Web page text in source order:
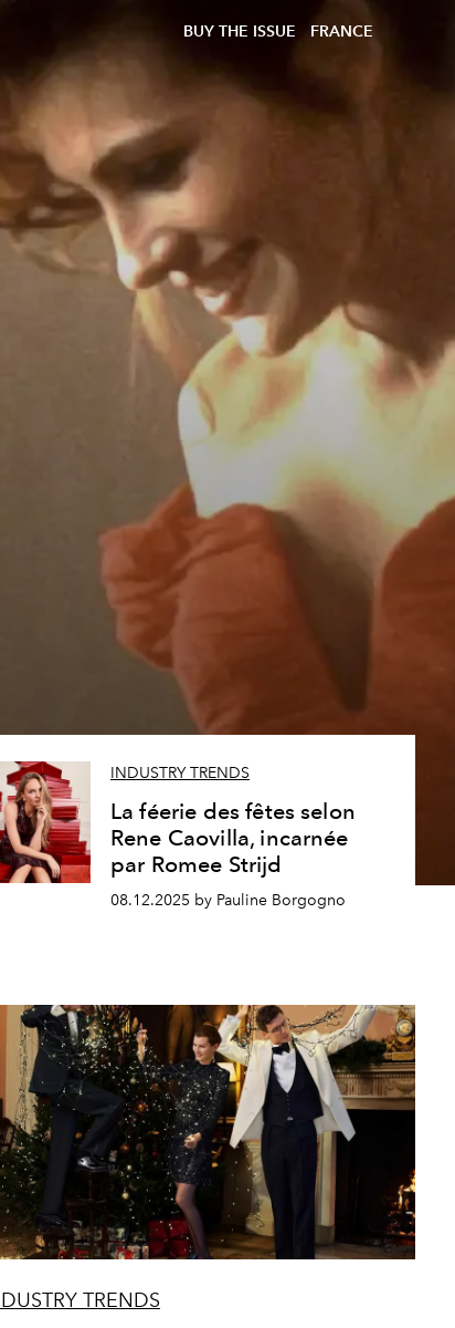
BUY THE ISSUE FRANCE
INDUSTRY TRENDS
La féerie des fêtes selon
Rene Caovilla, incarnée
par Romee Strijd
08.12.2025 by Pauline Borgogno
TRENDS